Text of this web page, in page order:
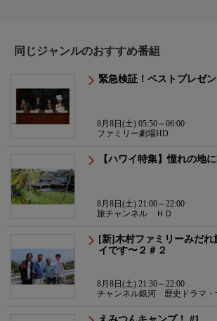
同じジャンルのおすすめ番組
緊急検証！ベストプレゼ
8月8日(土) 05:50～06:00
ファミリー劇場HD
【ハワイ特集】憧れの地
8月8日(土) 21:00～22:00
旅チャンネル ＨＤ
[新]木村ファミリーみだれ
イです〜２＃２
8月8日(土) 21:30～22:00
チャンネル銀河 歴史ドラマ・